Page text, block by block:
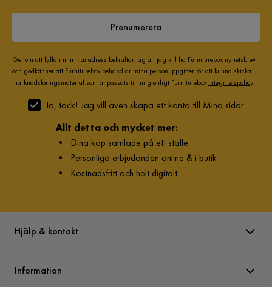
Prenumerera
Genom att fylla i min mailadress bekräftar jag att jag vill ha Furniturebox nyhetsbrev
och godkänner att Furniturebox behandlar mina personuppgifter för att kunna skicka
marknadsföringsmaterial som anpassats till mig enligt Furniturebox Integritetspolicy.
Ja, tack! Jag vill även skapa ett konto till Mina sidor.
Allt detta och mycket mer:
• Dina köp samlade på ett ställe
• Personliga erbjudanden online & i butik
• Kostnadsfritt och helt digitalt
Hjälp & kontakt
Information